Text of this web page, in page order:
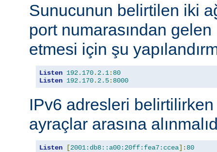
Sunucunun belirtilen iki
port numarasından gelen
etmesi için şu
Listen 192.170. 2.1: 80
Listen 192.170. 2.5: 8000
IPv6 adresleri
ayraçlar arasına
Listen [2001:db8::a00:20ff:fea7:ccea]: 80